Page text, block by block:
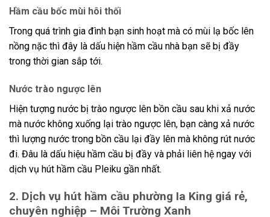
Hầm cầu bốc mùi hôi thối
Trong quá trình gia đình bạn sinh hoạt mà có mùi lạ bốc lên
nồng nặc thì đây là dấu hiện hầm cầu nhà bạn sẽ bị đầy
trong thời gian sắp tới.
Nước trào ngược lên
Hiện tượng nước bị trào ngược lên bồn cầu sau khi xả nước
mà nước không xuống lại trào ngược lên, bạn càng xả nước
thì lượng nước trong bồn cầu lại đầy lên mà không rút nước
đi. Đâu là dấu hiệu hầm cầu bị đầy và phải liên hệ ngay với
dịch vụ hút hầm cầu Pleiku gần nhất.
2. Dịch vụ hút hầm cầu phường Ia King giá rẻ,
chuyên nghiệp – Môi Trường Xanh